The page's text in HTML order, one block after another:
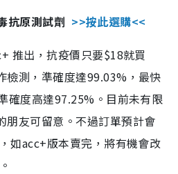
抗原測試劑 >>按此選購<<
推出，抗疫價只要$18就買
檢測，準確度達99.03%，最快
確度高達97.25%。目前未有限
朋友可留意。不過訂單預計會
如acc+版本賣完，將有機會改